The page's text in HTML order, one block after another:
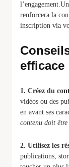
renforcera la
inscription via
efficace
1. Créez du
vidéos ou des
en avant ses
contenu doit
2. Utilisez les
publications,